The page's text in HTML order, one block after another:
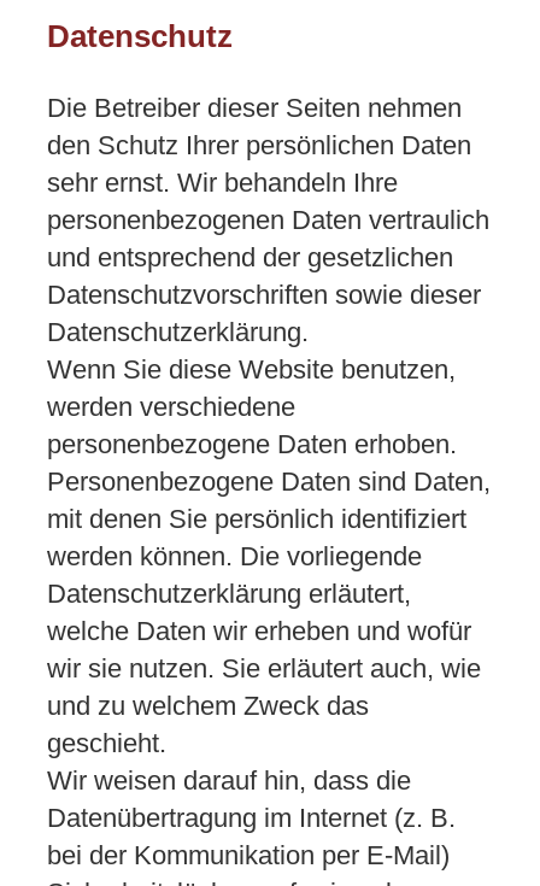
Datenschutz
Die Betreiber dieser Seiten nehmen
den Schutz Ihrer persönlichen Daten
sehr ernst. Wir behandeln Ihre
personenbezogenen Daten vertraulich
und entsprechend der gesetzlichen
Datenschutzvorschriften sowie dieser
Datenschutzerklärung.
Wenn Sie diese Website benutzen,
werden verschiedene
personenbezogene Daten erhoben.
Personenbezogene Daten sind Daten,
mit denen Sie persönlich identifiziert
werden können. Die vorliegende
Datenschutzerklärung erläutert,
welche Daten wir erheben und wofür
wir sie nutzen. Sie erläutert auch, wie
und zu welchem Zweck das
geschieht.
Wir weisen darauf hin, dass die
Datenübertragung im Internet (z. B.
bei der Kommunikation per E-Mail)